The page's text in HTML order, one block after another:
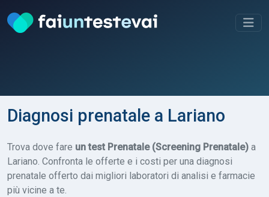
Diagnosi prenatale a Lariano
Trova dove fare un test Prenatale (Screening Prenatale) a
Lariano. Confronta le offerte e i costi per una diagnosi
prenatale offerto dai migliori laboratori di analisi e farmacie
più vicine a te.